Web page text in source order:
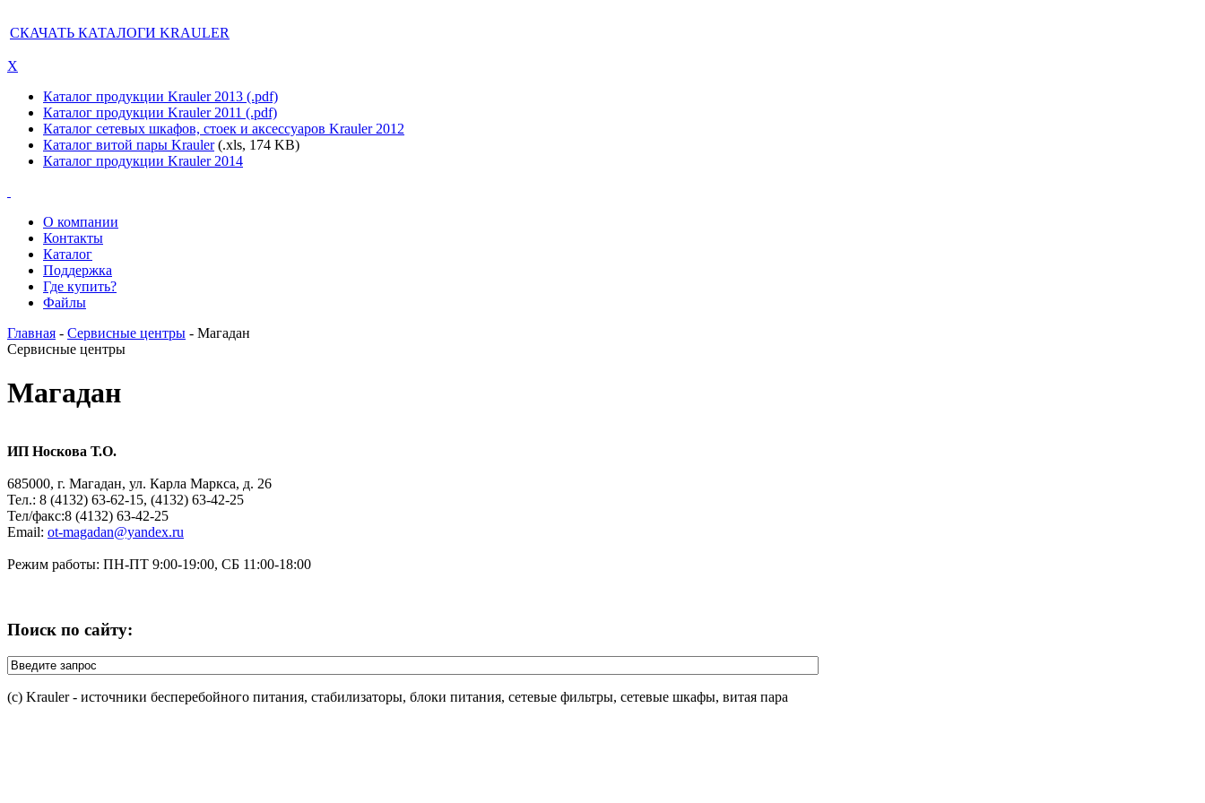
СКАЧАТЬ КАТАЛОГИ KRAULER
X
Каталог продукции Krauler 2013 (.pdf)
Каталог продукции Krauler 2011 (.pdf)
Каталог сетевых шкафов, стоек и аксессуаров Krauler 2012
Каталог витой пары Krauler(.xls, 174 KB)
Каталог продукции Krauler 2014
О компании
Контакты
Каталог
Поддержка
Где купить?
Файлы
Главная - Сервисные центры - Магадан
Сервисные центры
Магадан
ИП Носкова Т.О.
685000, г. Магадан, ул. Карла Маркса, д. 26
Тел.: 8 (4132) 63-62-15, (4132) 63-42-25
Тел/факс:8 (4132) 63-42-25
Email: ot-magadan@yandex.ru
Режим работы: ПН-ПТ 9:00-19:00, СБ 11:00-18:00
Поиск по сайту:
(c) Krauler - источники бесперебойного питания, стабилизаторы, блоки питания, сетевые фильтры, сетевые шкафы, витая пара